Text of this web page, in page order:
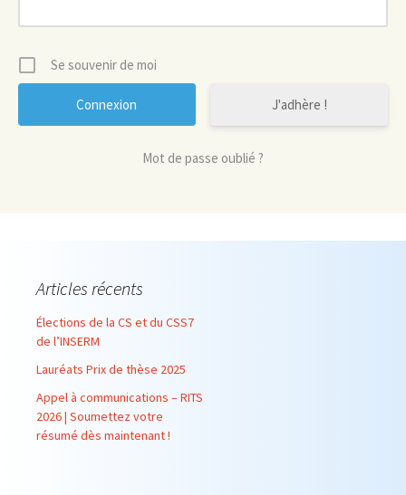
Se souvenir de moi
J'adhère !
Mot de passe oublié ?
Articles récents
Élections de la CS et du CSS7
de l’INSERM
Lauréats Prix de thèse 2025
Appel à communications – RITS
2026 | Soumettez votre
résumé dès maintenant !